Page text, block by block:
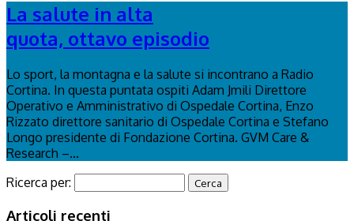
La salute in alta
quota, ottavo episodio
Lo sport, la montagna e la salute si incontrano a Radio
Cortina. In questa puntata ospiti Adam Jmili Direttore
Operativo e Amministrativo di Ospedale Cortina, Enzo
Rizzato direttore sanitario di Ospedale Cortina e Stefano
Longo presidente di Fondazione Cortina. GVM Care &
Research –...
Ricerca per:
Articoli recenti